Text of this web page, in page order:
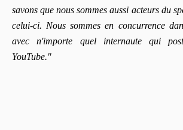
savons que nous sommes aussi acteurs du
celui-ci. Nous sommes en concurrence
avec n'importe quel internaute qui
YouTube."